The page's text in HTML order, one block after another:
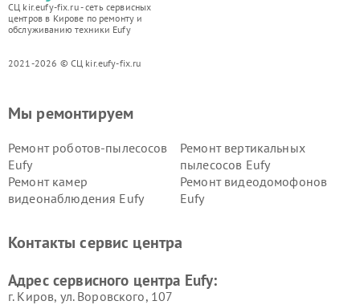
СЦ kir.eufy-fix.ru - сеть сервисных
центров в Кирове по ремонту и
обслуживанию техники Eufy
2021-2026 © СЦ kir.eufy-fix.ru
Мы ремонтируем
Ремонт роботов-пылесосов
Eufy
Ремонт вертикальных
пылесосов Eufy
Ремонт камер
видеонаблюдения Eufy
Ремонт видеодомофонов
Eufy
Контакты сервис центра
Адрес сервисного центра Eufy:
г. Киров, ул. Воровского, 107